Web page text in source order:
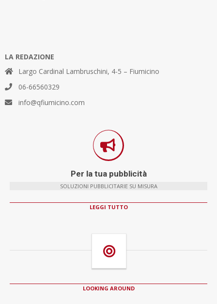
LA REDAZIONE
Largo Cardinal Lambruschini, 4-5 – Fiumicino
06-66560329
info@qfiumicino.com
Per la tua pubblicità
SOLUZIONI PUBBLICITARIE SU MISURA
LEGGI TUTTO
LOOKING AROUND